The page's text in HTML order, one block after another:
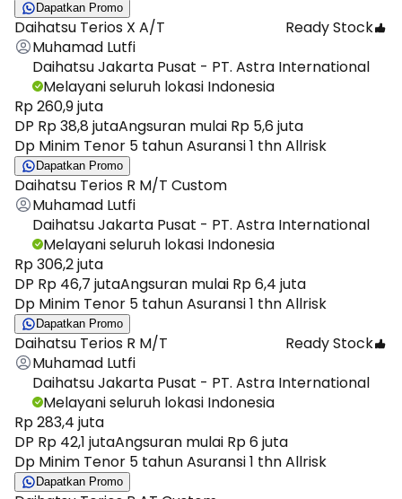
Dapatkan Promo
Daihatsu Terios X A/T
Ready Stock
Muhamad Lutfi
Daihatsu Jakarta Pusat - PT. Astra International
Melayani seluruh lokasi Indonesia
Rp 260,9 juta
DP Rp 38,8 jutaAngsuran mulai Rp 5,6 juta
Dp Minim Tenor 5 tahun Asuransi 1 thn Allrisk
Dapatkan Promo
Daihatsu Terios R M/T Custom
Muhamad Lutfi
Daihatsu Jakarta Pusat - PT. Astra International
Melayani seluruh lokasi Indonesia
Rp 306,2 juta
DP Rp 46,7 jutaAngsuran mulai Rp 6,4 juta
Dp Minim Tenor 5 tahun Asuransi 1 thn Allrisk
Dapatkan Promo
Daihatsu Terios R M/T
Ready Stock
Muhamad Lutfi
Daihatsu Jakarta Pusat - PT. Astra International
Melayani seluruh lokasi Indonesia
Rp 283,4 juta
DP Rp 42,1 jutaAngsuran mulai Rp 6 juta
Dp Minim Tenor 5 tahun Asuransi 1 thn Allrisk
Dapatkan Promo